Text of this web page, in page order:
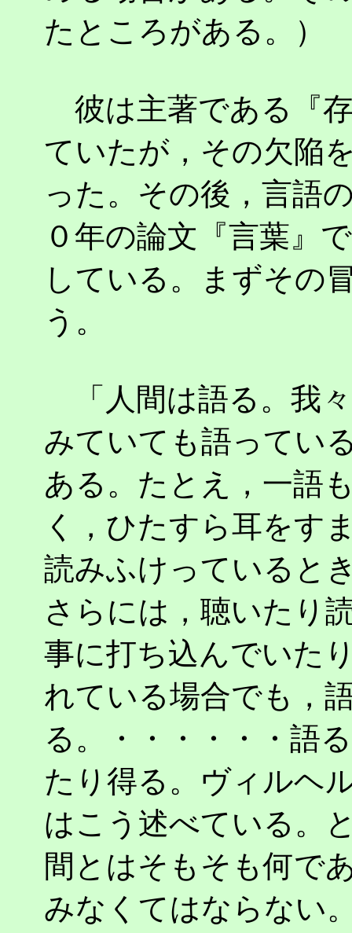
たところがある。）
彼は主著である『
ていたが，その欠陥
った。その後，言語
０年の論文『言葉』
している。まずその
う。
「人間は語る。我
みていても語ってい
ある。たとえ，一語
く，ひたすら耳をす
読みふけっていると
さらには，聴いたり
事に打ち込んでいた
れている場合でも，
る。・・・・・・語
たり得る。ヴィルヘ
はこう述べている。
間とはそもそも何で
みなくてはならない